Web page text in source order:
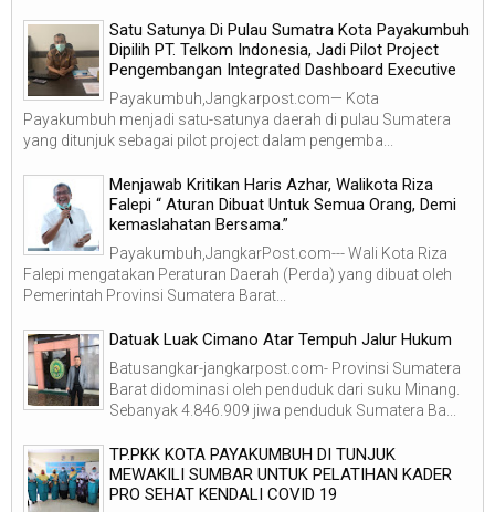
Satu Satunya Di Pulau Sumatra Kota Payakumbuh
Dipilih PT. Telkom Indonesia, Jadi Pilot Project
Pengembangan Integrated Dashboard Executive
Payakumbuh,Jangkarpost.com— Kota
Payakumbuh menjadi satu-satunya daerah di pulau Sumatera
yang ditunjuk sebagai pilot project dalam pengemba...
Menjawab Kritikan Haris Azhar, Walikota Riza
Falepi “ Aturan Dibuat Untuk Semua Orang, Demi
kemaslahatan Bersama.”
Payakumbuh,JangkarPost.com--- Wali Kota Riza
Falepi mengatakan Peraturan Daerah (Perda) yang dibuat oleh
Pemerintah Provinsi Sumatera Barat...
Datuak Luak Cimano Atar Tempuh Jalur Hukum
Batusangkar-jangkarpost.com- Provinsi Sumatera
Barat didominasi oleh penduduk dari suku Minang.
Sebanyak 4.846.909 jiwa penduduk Sumatera Ba...
TP.PKK KOTA PAYAKUMBUH DI TUNJUK
MEWAKILI SUMBAR UNTUK PELATIHAN KADER
PRO SEHAT KENDALI COVID 19